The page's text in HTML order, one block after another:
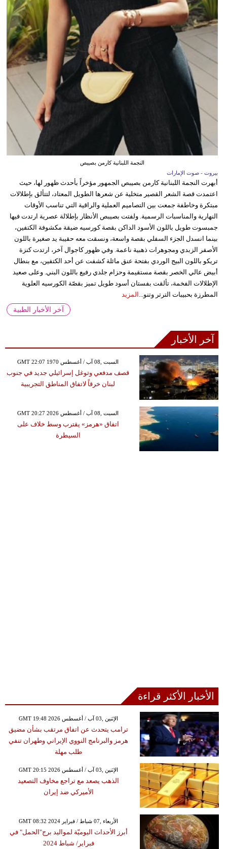
النجمة اللبنانية كارمن بصيبص
بيروت - صوت الإمارات
أبهرت النجمة اللبنانية كارمن بصيبص الجمهور مؤخراً بأحدث ظهور لها، حيث
اعتمدت قصة الشعر القصير متخلية عن شعرها الطويل المعتاد، لتتألق بإطلالات
مبتكرة وخاطفة جمعت بين التصاميم العملية والراقية التي تناسب الأوقات
النهارية والمناسبات الرسمية. ولفتت بصيبص الأنظار بإطلالة عصرية ارتدت فيها
جمبسوت طويل باللون الأسود الداكن بقصة كورسيه ضيقة مكشوفة الكتفين،
بينما انسدل الجزء السفلي بقصة واسعة، ونسقت معه حقيبة يد صغيرة باللون
الأصفر الزبدي ومجوهرات ذهبية ناعمة. وفي ظهور كاجوال آخر، ارتدت كنزة
تريكو باللون البيج الوردي بفتحة عنق مائلة كشفت عن أحد الكتفين، مع بنطال
أبيض عالي الخصر بقصة مستقيمة وحزام جلدي رفيع باللون البني. وعلى صعيد
الإطلالات الفخمة، تألقت بفستان أسود طويل تميز بقصّة الكورسيه العلوية
المطرزة بحبيبات الترتر وتنو... المزيد
آخر الأخبار الطبية
آخر الأخبار
GMT 22:07 1970 السبت ,08 آب / أغسطس
قصف مدفعي وتوغل إسرائيلي جديد في جنوب
لبنان خرقاً لاتفاق المناطق التجريبية
GMT 20:27 2026 السبت ,08 آب / أغسطس
اتفاق «هرمز» يقترب وسط خلاف على
السيطرة
الأخبار الأكثر قراءة
GMT 19:48 2026 الإثنين ,03 آب / أغسطس
ترامب يتحدث عن اتفاق مرتقب بشأن مضيق
هرمز والبرنامج النووي الإيراني وطهران تنفي
طلب مهلة
GMT 20:15 2026 الإثنين ,03 آب / أغسطس
الذهب يصعد مع تراجع مخاوف التصعيد
الأميركي ضد إيران
GMT 08:32 2024 الأربعاء ,07 شباط / فبراير
أبرز الأحداث اليوميّة لمواليد برج"الحمل" في
فبراير/ شباط 2024